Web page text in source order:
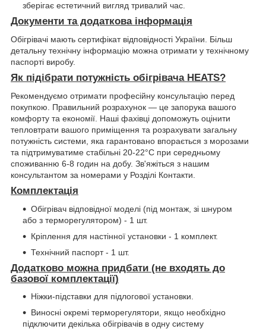
зберігає естетичний вигляд тривалий час.
Документи та додаткова інформація
Обігрівачі мають сертифікат відповідності України. Більш
детальну технічну інформацію можна отримати у технічному
паспорті виробу.
Як підібрати потужність обігрівача HEATS?
Рекомендуємо отримати професійну консультацію перед
покупкою. Правильний розрахунок — це запорука вашого
комфорту та економії. Наші фахівці допоможуть оцінити
тепловтрати вашого приміщення та розрахувати загальну
потужність системи, яка гарантовано впорається з морозами
та підтримуватиме стабільні 20-22°C при середньому
споживанню 6-8 годин на добу. Зв'яжіться з нашим
консультантом за номерами у Розділі Контакти.
Комплектація
Обігрівач відповідної моделі (під монтаж, зі шнуром
або з терморегулятором) - 1 шт.
Кріплення для настінної установки - 1 комплект.
Технічний паспорт - 1 шт.
Додатково можна придбати (не входять до
базової комплектації)
Ніжки-підставки для підлогової установки.
Виносні окремі терморегулятори, якщо необхідно
підключити декілька обігрівачів в одну систему